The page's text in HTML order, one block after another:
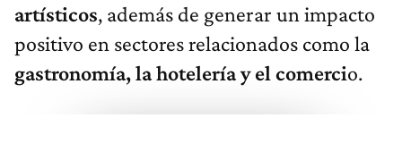
artísticos, además de generar un impacto
positivo en sectores relacionados como la
gastronomía, la hotelería y el comercio.